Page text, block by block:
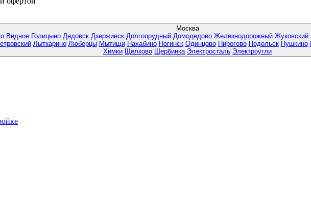
Москва
Видное Голицыно Дедовск Дзержинск Долгопрудный Домодедово Железнодорожный Жуковский
Лыткарино Люберцы Мытищи Нахабино Ногинск Одинцово Пирогово Подольск Пушкино
Химки Щелково Щербинка Электросталь Электроугли